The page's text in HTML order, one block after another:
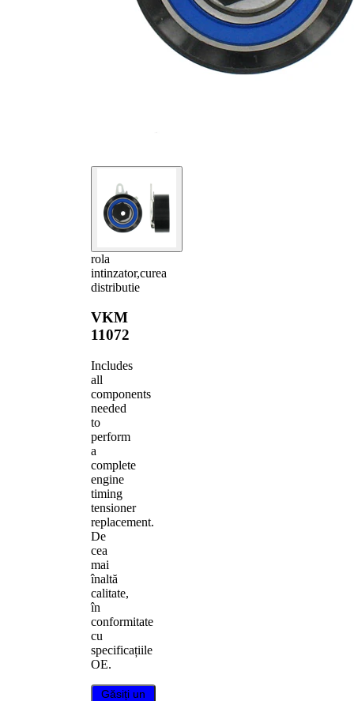
rola
intinzator,curea
distributie
VKM
11072
Includes
all
components
needed
to
perform
a
complete
engine
timing
tensioner
replacement.
De
cea
mai
înaltă
calitate,
în
conformitate
cu
specificațiile
OE.
Găsiți un